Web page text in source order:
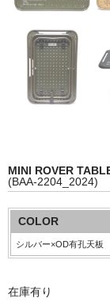
SBS
MINI ROVER
(BAA-2204_2024)
COLOR
在庫有り